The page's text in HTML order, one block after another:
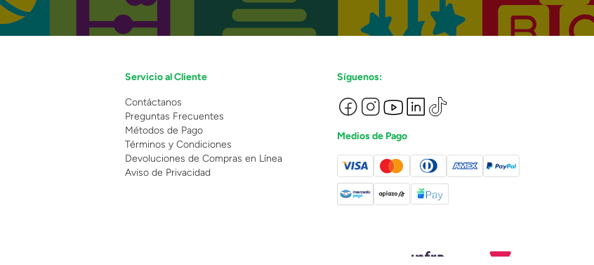
Servicio al Cliente
Contáctanos
Preguntas Frecuentes
Métodos de Pago
Términos y Condiciones
Devoluciones de Compras en Línea
Aviso de Privacidad
Síguenos:
Medios de Pago